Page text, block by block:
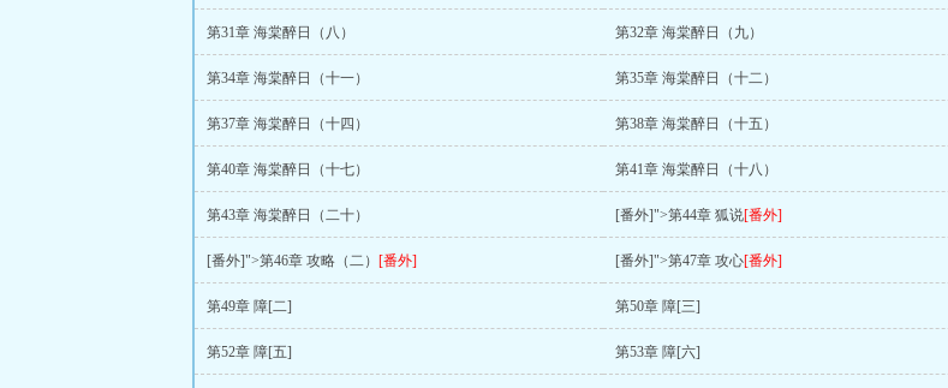
第31章 海棠醉日（八） 第32章 海棠醉日（九）
第34章 海棠醉日（十一） 第35章 海棠醉日（十二）
第37章 海棠醉日（十四） 第38章 海棠醉日（十五）
第40章 海棠醉日（十七） 第41章 海棠醉日（十八）
第43章 海棠醉日（二十） [番外]">第44章 狐说[番外]
[番外]">第46章 攻略（二） [番外] [番外]">第47章 攻心[番外]
第49章 障[二] 第50章 障[三]
第52章 障[五] 第53章 障[六]